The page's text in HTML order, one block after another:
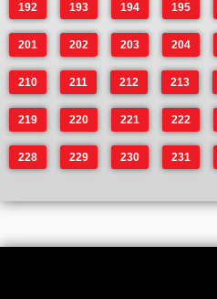
192 193 194 195
201 202 203 204
210 211 212 213
219 220 221 222
228 229 230 231